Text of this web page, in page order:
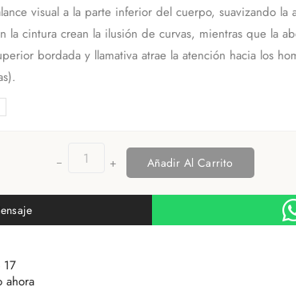
visual a la parte inferior del cuerpo, suavizando la
la cintura crean la ilusión de curvas, mientras que la
bordada y llamativa atrae la atención hacia los
+ Añadir Al Carrito
ahora